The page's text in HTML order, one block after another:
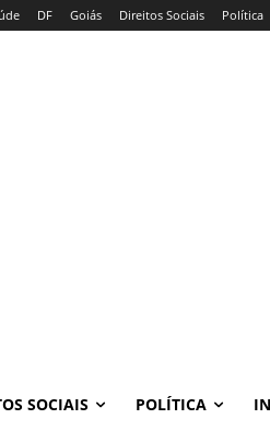
DF Goiás Direitos Sociais Política
SOCIAIS POLÍTICA